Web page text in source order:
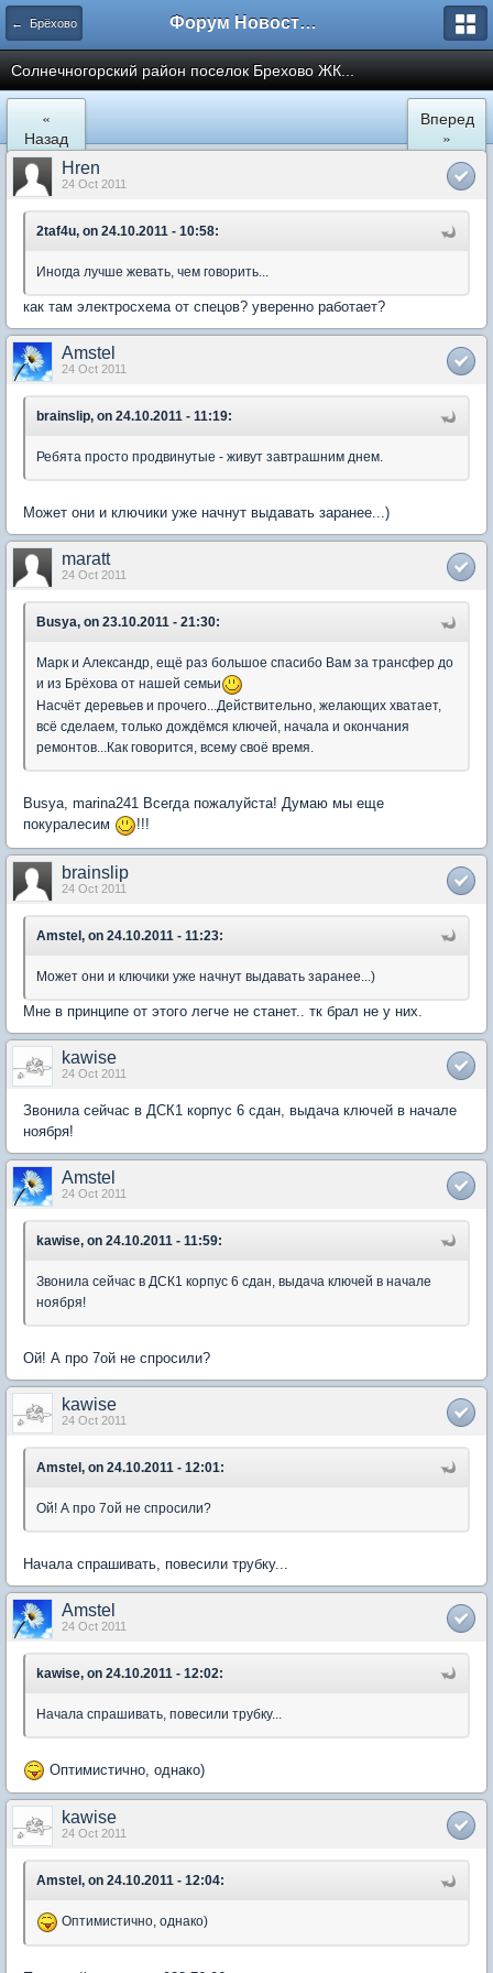
← Брёхово Форум Новостройки
Cолнечногорский район поселок Брехово ЖК...
«
Назад
Вперед
»
Hren
24 Oct 2011
2taf4u, on 24.10.2011 - 10:58:
Иногда лучше жевать, чем говорить...
как там электросхема от спецов? уверенно работает?
Amstel
24 Oct 2011
brainslip, on 24.10.2011 - 11:19:
Ребята просто продвинутые - живут завтрашним днем.
Может они и ключики уже начнут выдавать заранее...)
maratt
24 Oct 2011
Busya, on 23.10.2011 - 21:30:
Марк и Александр, ещё раз большое спасибо Вам за трансфер до
и из Брёхова от нашей семьи
Насчёт деревьев и прочего...Действительно, желающих хватает,
всё сделаем, только дождёмся ключей, начала и окончания
ремонтов...Как говорится, всему своё время.
Busya, marina241 Всегда пожалуйста! Думаю мы еще
покуралесим
!!!
brainslip
24 Oct 2011
Amstel, on 24.10.2011 - 11:23:
Может они и ключики уже начнут выдавать заранее...)
Мне в принципе от этого легче не станет.. тк брал не у них.
kawise
24 Oct 2011
Звонила сейчас в ДСК1 корпус 6 сдан, выдача ключей в начале
ноября!
Amstel
24 Oct 2011
kawise, on 24.10.2011 - 11:59:
Звонила сейчас в ДСК1 корпус 6 сдан, выдача ключей в начале
ноября!
Ой! А про 7ой не спросили?
kawise
24 Oct 2011
Amstel, on 24.10.2011 - 12:01:
Ой! А про 7ой не спросили?
Начала спрашивать, повесили трубку...
Amstel
24 Oct 2011
kawise, on 24.10.2011 - 12:02:
Начала спрашивать, повесили трубку...
Оптимистично, однако)
kawise
24 Oct 2011
Amstel, on 24.10.2011 - 12:04:
Оптимистично, однако)